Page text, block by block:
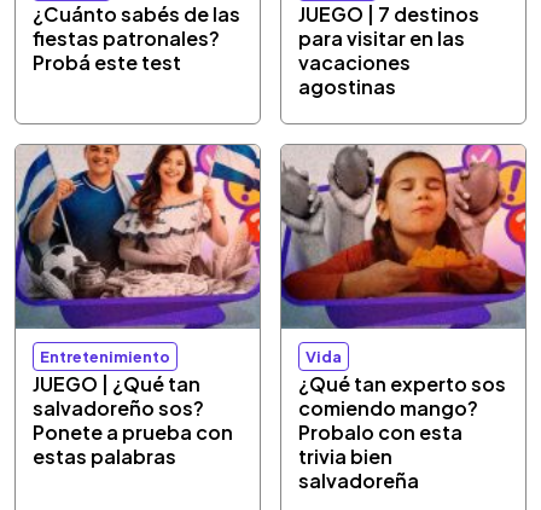
¿Cuánto sabés de las
fiestas patronales?
Probá este test
JUEGO | 7 destinos
para visitar en las
vacaciones
agostinas
Entretenimiento
JUEGO | ¿Qué tan
salvadoreño sos?
Ponete a prueba con
estas palabras
Vida
¿Qué tan experto sos
comiendo mango?
Probalo con esta
trivia bien
salvadoreña